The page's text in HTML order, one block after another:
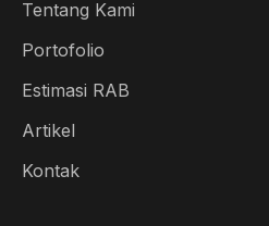
Tentang Kami
Portofolio
Estimasi RAB
Artikel
Kontak